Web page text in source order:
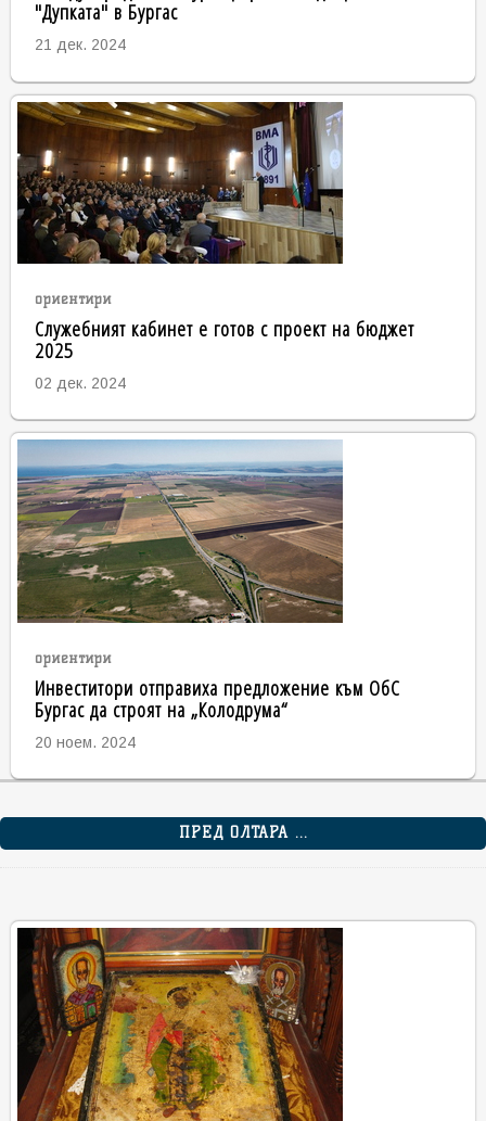
"Дупката" в Бургас
21 дек. 2024
ориентири
Служебният кабинет е готов с проект на бюджет
2025
02 дек. 2024
ориентири
Инвеститори отправиха предложение към ОбС
Бургас да строят на „Колодрума“
20 ноем. 2024
ПРЕД ОЛТАРА ...